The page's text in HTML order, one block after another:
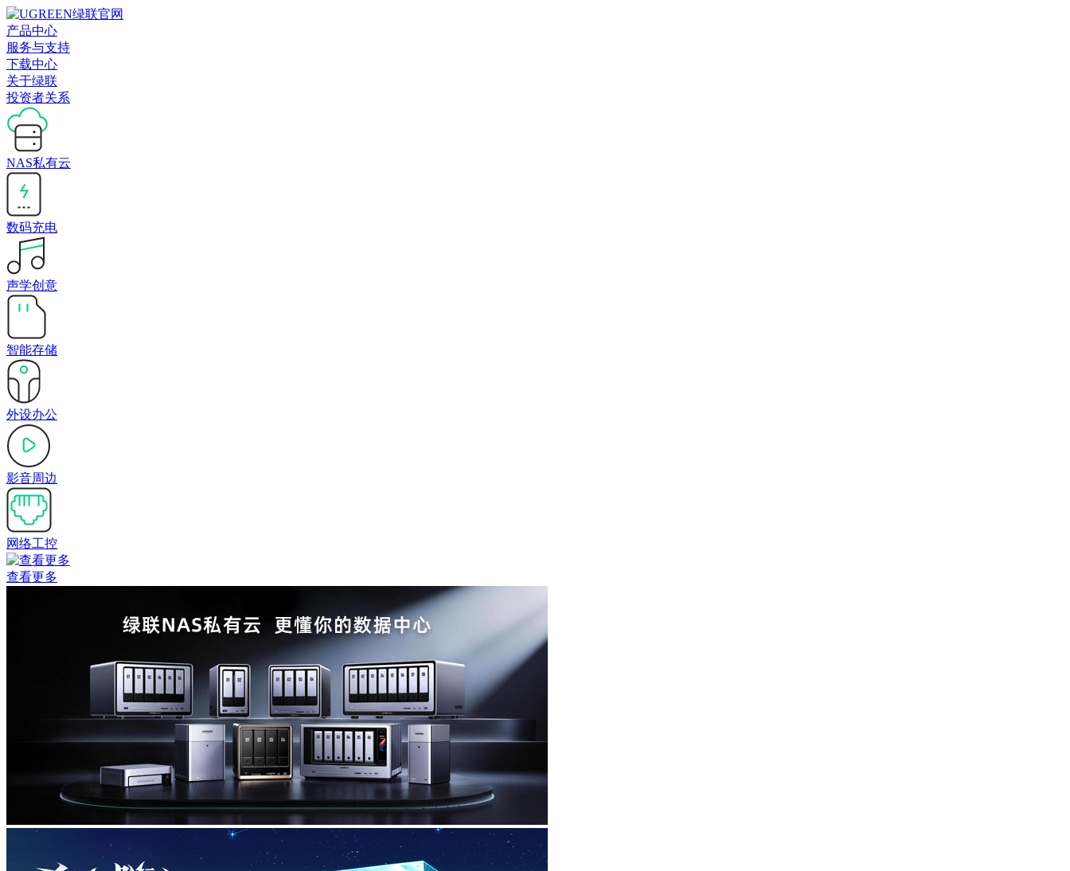
产品中心
服务与支持
下载中心
关于绿联
投资者关系
NAS私有云
数码充电
声学创意
智能存储
外设办公
影音周边
网络工控
查看更多